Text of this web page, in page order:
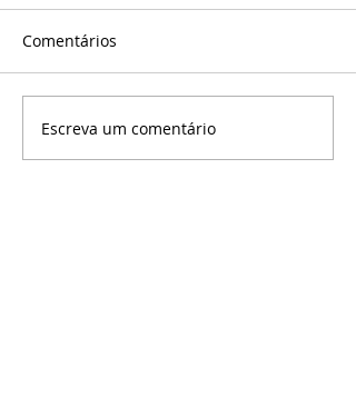
Comentários
Escreva um comentário